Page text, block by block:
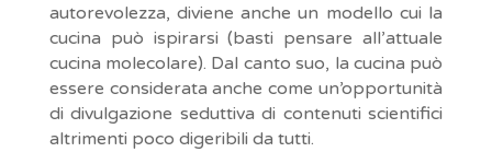
autorevolezza, diviene anche un modello cui la
cucina può ispirarsi (basti pensare all’attuale
cucina molecolare). Dal canto suo, la cucina può
essere considerata anche come un’opportunità
di divulgazione seduttiva di contenuti scientifici
altrimenti poco digeribili da tutti.